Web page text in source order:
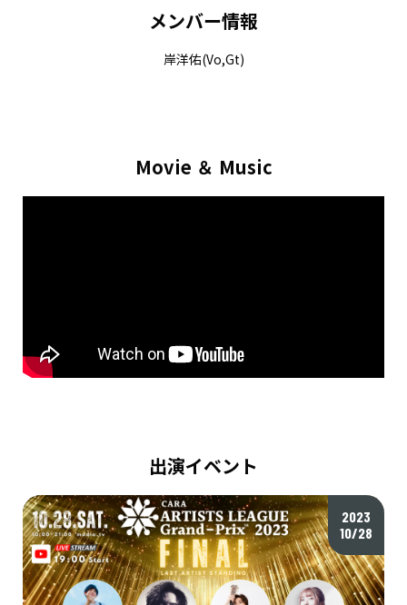
メンバー情報
岸洋佑(Vo,Gt)
Movie ＆ Music
出演イベント
2023
10/28